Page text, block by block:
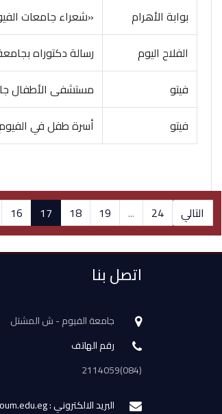
بوابة الأهرام
«شعراء جامعات
الفلاح اليوم
رسالة دكتوراه
فيتو
مستشفى الأطفال
فيتو
أسرة طفل في
16 17 18 19 ... 24 التالي
اتصل بنا
جامعة الفيوم - ش المشتل
رقم الهاتف
(084)2114059
البريد الالكتروني : ts@fayoum.edu.eg